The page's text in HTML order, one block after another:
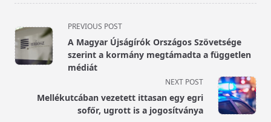
<span
class="nav-
subtitle
screen-
text">Page</span>
PREVIOUS POST
A Magyar Újságírók Országos Szövetsége
szerint a kormány megtámadta a független
médiát
NEXT POST
Mellékutcában vezetett ittasan egy egri
sofőr, ugrott is a jogosítványa